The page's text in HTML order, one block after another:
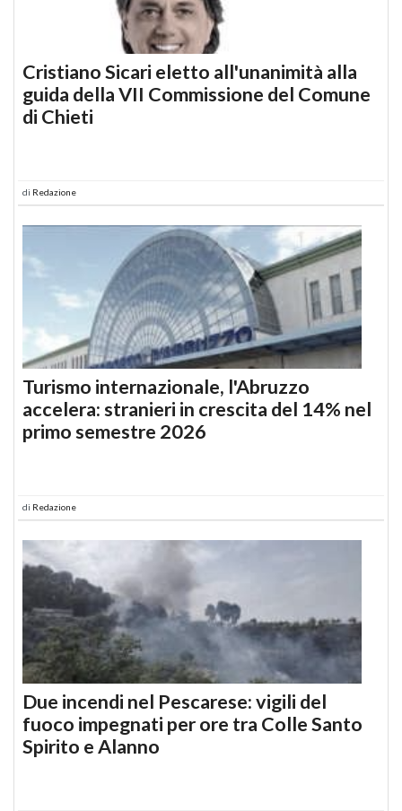
Cristiano Sicari eletto all'unanimità alla
guida della VII Commissione del Comune
di Chieti
di Redazione
Turismo internazionale, l'Abruzzo
accelera: stranieri in crescita del 14% nel
primo semestre 2026
di Redazione
Due incendi nel Pescarese: vigili del
fuoco impegnati per ore tra Colle Santo
Spirito e Alanno